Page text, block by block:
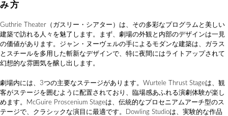
み方
Guthrie Theater（ガスリー・シアター）は、その多彩なプログラムと美しい
建築で訪れる人々を魅了します。まず、劇場の外観と内部のデザインは一見
の価値があります。ジャン・ヌーヴェルの手によるモダンな建築は、ガラス
とスチールを多用した斬新なデザインで、特に夜間にはライトアップされて
幻想的な雰囲気を醸し出します。
劇場内には、3つの主要なステージがあります。Wurtele Thrust Stageは、観
客がステージを囲むように配置されており、臨場感あふれる演劇体験が楽し
めます。McGuire Proscenium Stageは、伝統的なプロセニアムアーチ型のス
テージで、クラシックな演目に最適です。Dowling Studioは、実験的な作品